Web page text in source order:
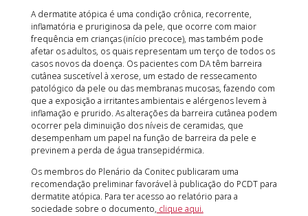
A dermatite atópica é uma condição crônica, recorrente,
inflamatória e pruriginosa da pele, que ocorre com maior
frequência em crianças (início precoce), mas também pode
afetar os adultos, os quais representam um terço de todos os
casos novos da doença. Os pacientes com DA têm barreira
cutânea suscetível à xerose, um estado de ressecamento
patológico da pele ou das membranas mucosas, fazendo com
que a exposição a irritantes ambientais e alérgenos levem à
inflamação e prurido. As alterações da barreira cutânea podem
ocorrer pela diminuição dos níveis de ceramidas, que
desempenham um papel na função de barreira da pele e
previnem a perda de água transepidérmica.
Os membros do Plenário da Conitec publicaram uma
recomendação preliminar favorável à publicação do PCDT para
dermatite atópica. Para ter acesso ao relatório para a
sociedade sobre o documento, clique aqui.